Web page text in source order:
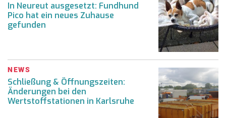
In Neureut ausgesetzt: Fundhund
Pico hat ein neues Zuhause
gefunden
NEWS
Schließung & Öffnungszeiten:
Änderungen bei den
Wertstoffstationen in Karlsruhe